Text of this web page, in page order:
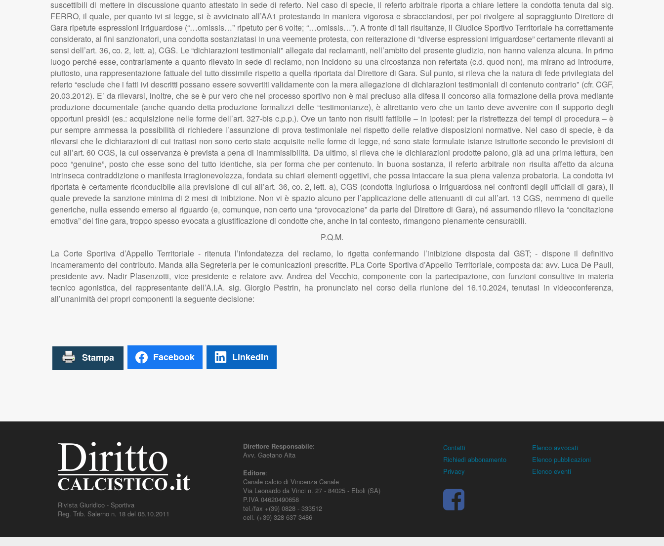
suscettibili di mettere in discussione quanto attestato in sede di referto. Nel caso di specie, il referto arbitrale riporta a chiare lettere la condotta tenuta dal sig.
FERRO, il quale, per quanto ivi si legge, si è avvicinato all’AA1 protestando in maniera vigorosa e sbracciandosi, per poi rivolgere al sopraggiunto Direttore di
Gara ripetute espressioni irriguardose (“…omissis…” ripetuto per 6 volte; “…omissis…”). A fronte di tali risultanze, il Giudice Sportivo Territoriale ha correttamente
considerato, ai fini sanzionatori, una condotta sostanziatasi in una veemente protesta, con reiterazione di “diverse espressioni irriguardose” certamente rilevanti ai
sensi dell’art. 36, co. 2, lett. a), CGS. Le “dichiarazioni testimoniali” allegate dai reclamanti, nell’ambito del presente giudizio, non hanno valenza alcuna. In primo
luogo perché esse, contrariamente a quanto rilevato in sede di reclamo, non incidono su una circostanza non refertata (c.d. quod non), ma mirano ad introdurre,
piuttosto, una rappresentazione fattuale del tutto dissimile rispetto a quella riportata dal Direttore di Gara. Sul punto, si rileva che la natura di fede privilegiata del
referto “esclude che i fatti ivi descritti possano essere sovvertiti validamente con la mera allegazione di dichiarazioni testimoniali di contenuto contrario” (cfr. CGF,
20.03.2012). E’ da rilevarsi, inoltre, che se è pur vero che nel processo sportivo non è mai precluso alla difesa il concorso alla formazione della prova mediante
produzione documentale (anche quando detta produzione formalizzi delle “testimonianze), è altrettanto vero che un tanto deve avvenire con il supporto degli
opportuni presìdi (es.: acquisizione nelle forme dell’art. 327-bis c.p.p.). Ove un tanto non risulti fattibile – in ipotesi: per la ristrettezza dei tempi di procedura – è
pur sempre ammessa la possibilità di richiedere l’assunzione di prova testimoniale nel rispetto delle relative disposizioni normative. Nel caso di specie, è da
rilevarsi che le dichiarazioni di cui trattasi non sono certo state acquisite nelle forme di legge, né sono state formulate istanze istruttorie secondo le previsioni di
cui all’art. 60 CGS, la cui osservanza è prevista a pena di inammissibilità. Da ultimo, si rileva che le dichiarazioni prodotte paiono, già ad una prima lettura, ben
poco “genuine”, posto che esse sono del tutto identiche, sia per forma che per contenuto. In buona sostanza, il referto arbitrale non risulta affetto da alcuna
intrinseca contraddizione o manifesta irragionevolezza, fondata su chiari elementi oggettivi, che possa intaccare la sua piena valenza probatoria. La condotta ivi
riportata è certamente riconducibile alla previsione di cui all’art. 36, co. 2, lett. a), CGS (condotta ingiuriosa o irriguardosa nei confronti degli ufficiali di gara), il
quale prevede la sanzione minima di 2 mesi di inibizione. Non vi è spazio alcuno per l’applicazione delle attenuanti di cui all’art. 13 CGS, nemmeno di quelle
generiche, nulla essendo emerso al riguardo (e, comunque, non certo una “provocazione” da parte del Direttore di Gara), né assumendo rilievo la “concitazione
emotiva” del fine gara, troppo spesso evocata a giustificazione di condotte che, anche in tal contesto, rimangono pienamente censurabili.
P.Q.M.
La Corte Sportiva d’Appello Territoriale - ritenuta l’infondatezza del reclamo, lo rigetta confermando l’inibizione disposta dal GST; - dispone il definitivo
incameramento del contributo. Manda alla Segreteria per le comunicazioni prescritte. PLa Corte Sportiva d’Appello Territoriale, composta da: avv. Luca De Pauli,
presidente avv. Nadir Plasenzotti, vice presidente e relatore avv. Andrea del Vecchio, componente con la partecipazione, con funzioni consultive in materia
tecnico agonistica, del rappresentante dell’A.I.A. sig. Giorgio Pestrin, ha pronunciato nel corso della riunione del 16.10.2024, tenutasi in videoconferenza,
all’unanimità dei propri componenti la seguente decisione:
Facebook LinkedIn
Rivista Giuridico - Sportiva
Reg. Trib. Salerno n. 18 del 05.10.2011
Direttore Responsabile:
Avv. Gaetano Aita
Editore:
Canale calcio di Vincenza Canale
Via Leonardo da Vinci n. 27 - 84025 - Eboli (SA)
P.IVA 04620490658
tel./fax +(39) 0828 - 333512
cell. (+39) 328 637 3486
Contatti
Richiedi abbonamento
Privacy
Elenco avvocati
Elenco pubblicazioni
Elenco eventi